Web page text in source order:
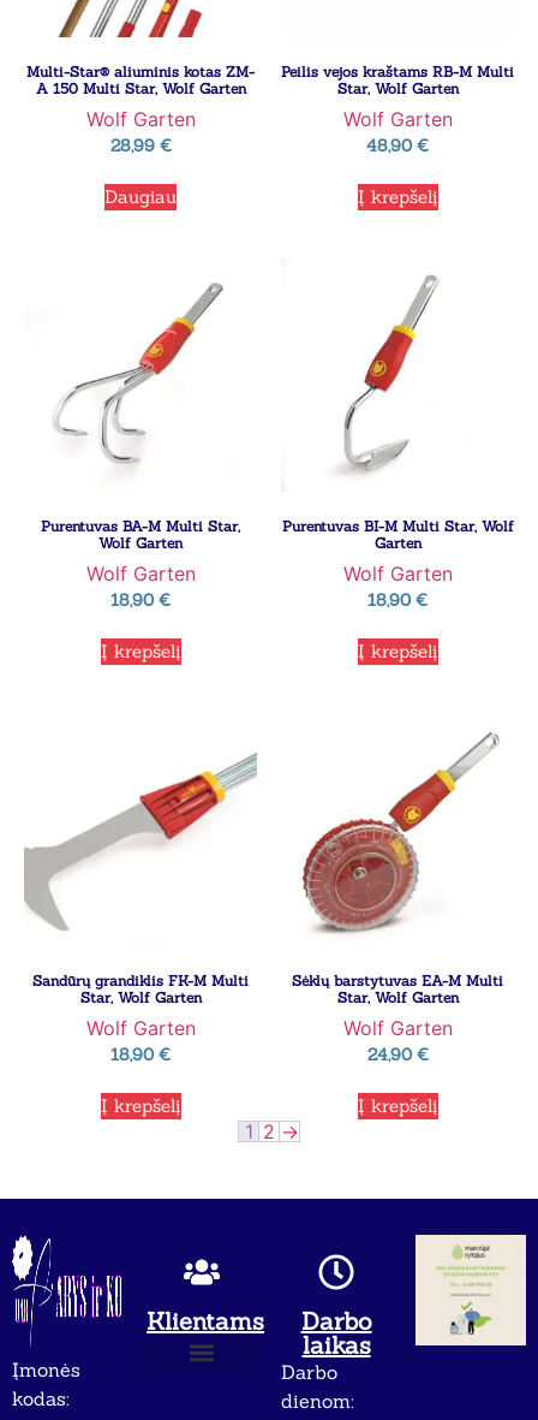
Multi-Star® aliuminis kotas ZM-
A 150 Multi Star, Wolf Garten
Wolf Garten
28,99 €
Daugiau
Peilis vejos kraštams RB-M Multi
Star, Wolf Garten
Wolf Garten
48,90€
Į krepšelį
Purentuvas BA-M Multi Star,
Wolf Garten
Wolf Garten
18,90€
Į krepšelį
Purentuvas BI-M Multi Star, Wolf
Garten
Wolf Garten
18,90€
Į krepšelį
Sandūrų grandiklis FK-M Multi
Star, Wolf Garten
Wolf Garten
18,90€
Į krepšelį
Sėklų barstytuvas EA-M Multi
Star, Wolf Garten
Wolf Garten
24,90€
Į krepšelį
1 2 →
Įmonės
kodas:
Klientams
Darbo
laikas
Darbo
dienom: